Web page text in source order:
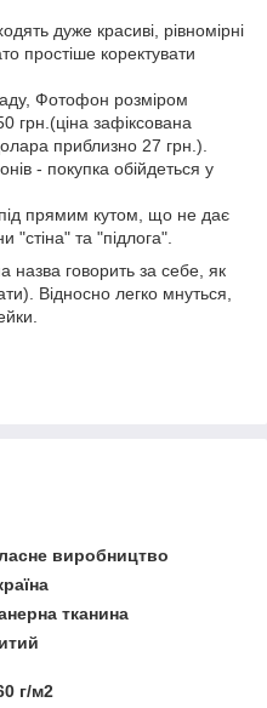
дуже красиві, рівномірні
простіше коректувати
Фотофон розміром
грн.(ціна зафіксована
приблизно 27 грн.).
- покупка обійдеться у
прямим кутом, що не дає
"стіна" та "підлога".
назва говорить за себе, як
Відносно легко мнуться,
виробництво
тканина
г/м2